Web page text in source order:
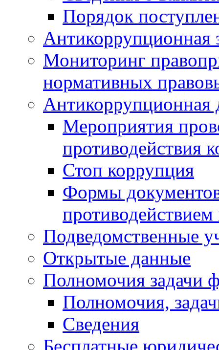
Порядок
Антикоррупционная
Мониторинг
нормативных
Антикоррупционная
Мероприятия
противодействия
Стоп коррупция
Формы
Подведомственные
Открытые данные
Полномочия задачи
Полномочия,
Сведения
Бесплатные